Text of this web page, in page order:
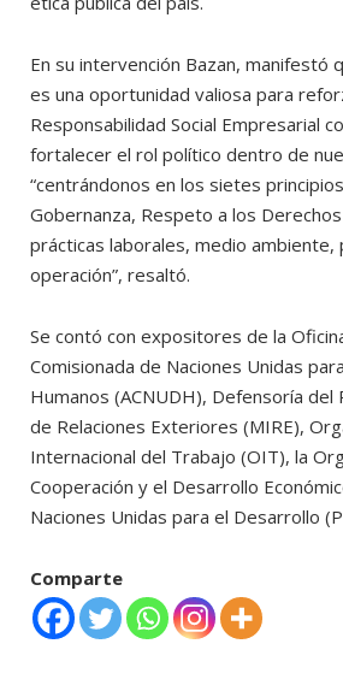
En su intervención Bazan, manifestó
es una oportunidad valiosa para
Responsabilidad Social Empresarial
fortalecer el rol político dentro de
“centrándonos en los sietes
Gobernanza, Respeto a los
prácticas laborales, medio ambiente,
operación”, resaltó.
Se contó con expositores de la
Comisionada de Naciones Unidas
Humanos (ACNUDH), Defensoría del
de Relaciones Exteriores (MIRE),
Internacional del Trabajo (OIT), la
Cooperación y el Desarrollo
Naciones Unidas para el Desarrollo
Comparte